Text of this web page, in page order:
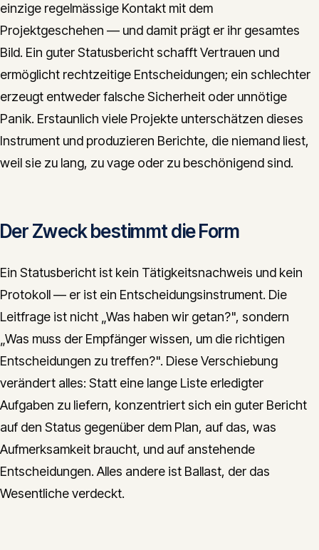
einzige regelmässige Kontakt mit dem
Projektgeschehen — und damit prägt er ihr gesamtes
Bild. Ein guter Statusbericht schafft Vertrauen und
ermöglicht rechtzeitige Entscheidungen; ein schlechter
erzeugt entweder falsche Sicherheit oder unnötige
Panik. Erstaunlich viele Projekte unterschätzen dieses
Instrument und produzieren Berichte, die niemand liest,
weil sie zu lang, zu vage oder zu beschönigend sind.
Der Zweck bestimmt die Form
Ein Statusbericht ist kein Tätigkeitsnachweis und kein
Protokoll — er ist ein Entscheidungsinstrument. Die
Leitfrage ist nicht „Was haben wir getan?", sondern
„Was muss der Empfänger wissen, um die richtigen
Entscheidungen zu treffen?". Diese Verschiebung
verändert alles: Statt eine lange Liste erledigter
Aufgaben zu liefern, konzentriert sich ein guter Bericht
auf den Status gegenüber dem Plan, auf das, was
Aufmerksamkeit braucht, und auf anstehende
Entscheidungen. Alles andere ist Ballast, der das
Wesentliche verdeckt.